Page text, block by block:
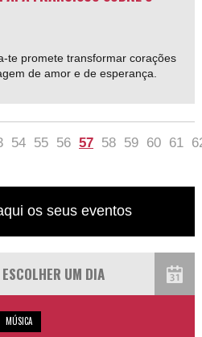
te promete transformar corações
de amor e de esperança.
54 55 56 57 58 59 60 61
os seus eventos
MÚSICA